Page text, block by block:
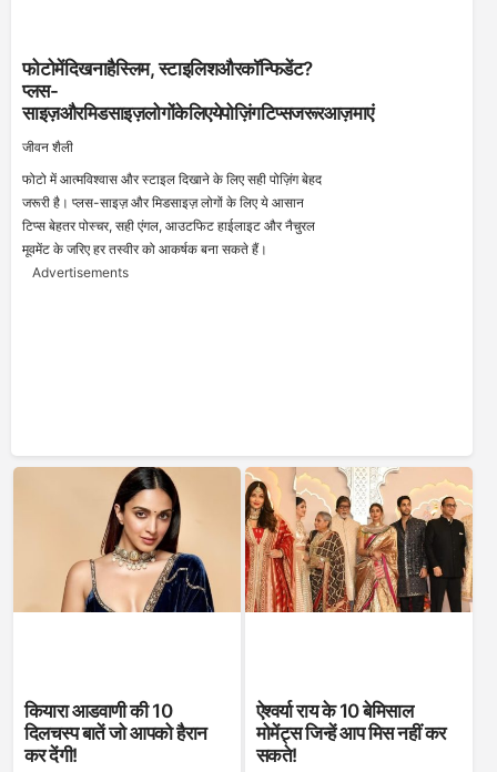
फोटोमेंदिखनाहैस्लिम, स्टाइलिशऔरकॉन्फिडेंट?
प्लस-
साइज़औरमिडसाइज़लोगोंकेलिएयेपोज़िंगटिप्सजरूरआज़माएं
जीवन शैली
फोटो में आत्मविश्वास और स्टाइल दिखाने के लिए सही पोज़िंग बेहद
जरूरी है। प्लस-साइज़ और मिडसाइज़ लोगों के लिए ये आसान
टिप्स बेहतर पोस्चर, सही एंगल, आउटफिट हाईलाइट और नैचुरल
मूवमेंट के जरिए हर तस्वीर को आकर्षक बना सकते हैं।
Advertisements
कियारा आडवाणी की 10
दिलचस्प बातें जो आपको हैरान
कर देंगी!
ऐश्वर्या राय के 10 बेमिसाल
मोमेंट्स जिन्हें आप मिस नहीं कर
सकते!